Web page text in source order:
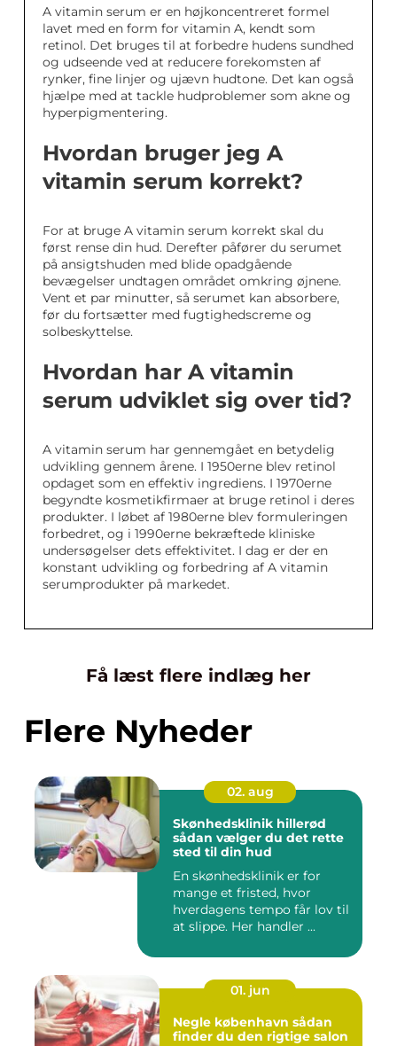
A vitamin serum er en højkoncentreret formel
lavet med en form for vitamin A, kendt som
retinol. Det bruges til at forbedre hudens sundhed
og udseende ved at reducere forekomsten af
rynker, fine linjer og ujævn hudtone. Det kan også
hjælpe med at tackle hudproblemer som akne og
hyperpigmentering.
Hvordan bruger jeg A
vitamin serum korrekt?
For at bruge A vitamin serum korrekt skal du
først rense din hud. Derefter påfører du serumet
på ansigtshuden med blide opadgående
bevægelser undtagen området omkring øjnene.
Vent et par minutter, så serumet kan absorbere,
før du fortsætter med fugtighedscreme og
solbeskyttelse.
Hvordan har A vitamin
serum udviklet sig over tid?
A vitamin serum har gennemgået en betydelig
udvikling gennem årene. I 1950erne blev retinol
opdaget som en effektiv ingrediens. I 1970erne
begyndte kosmetikfirmaer at bruge retinol i deres
produkter. I løbet af 1980erne blev formuleringen
forbedret, og i 1990erne bekræftede kliniske
undersøgelser dets effektivitet. I dag er der en
konstant udvikling og forbedring af A vitamin
serumprodukter på markedet.
Få læst flere indlæg her
Flere Nyheder
02. aug
Skønhedsklinik hillerød
sådan vælger du det rette
sted til din hud
En skønhedsklinik er for
mange et fristed, hvor
hverdagens tempo får lov til
at slippe. Her handler ...
01. jun
Negle københavn sådan
finder du den rigtige salon